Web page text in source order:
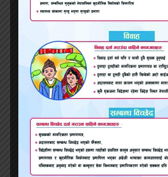
‘अग्निपथ भर्ती’बारे तत्काल वार्ता
निर्णय गर्छ ,परराष्ट्र मन्त्रालय